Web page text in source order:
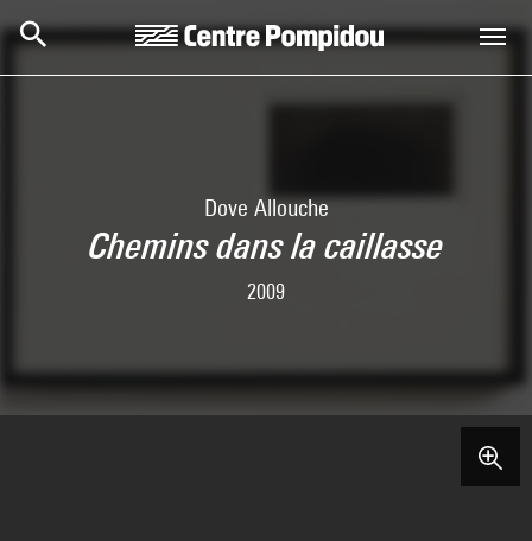
Dove Allouche
Chemins dans la caillasse
2009